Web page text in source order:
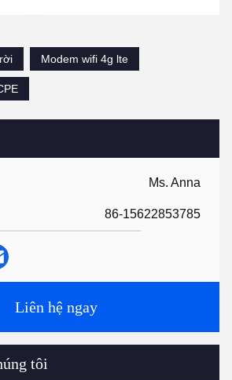
Ms. Anna
86-15622853785
Liên hệ ngay
tôi
Modem wifi 4g lte